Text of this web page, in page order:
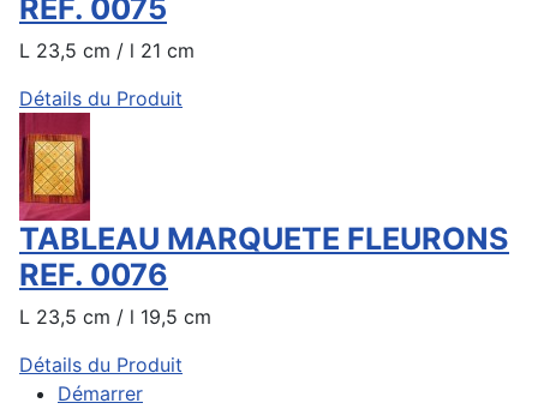
REF. 0075
L 23,5 cm / l 21 cm
Détails du Produit
TABLEAU MARQUETE FLEURONS
REF. 0076
L 23,5 cm / l 19,5 cm
Détails du Produit
Démarrer